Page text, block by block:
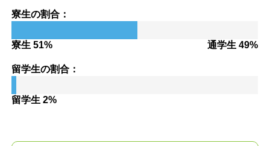
寮生の割合：
寮生 51% 通学生 49%
留学生の割合：
留学生 2%